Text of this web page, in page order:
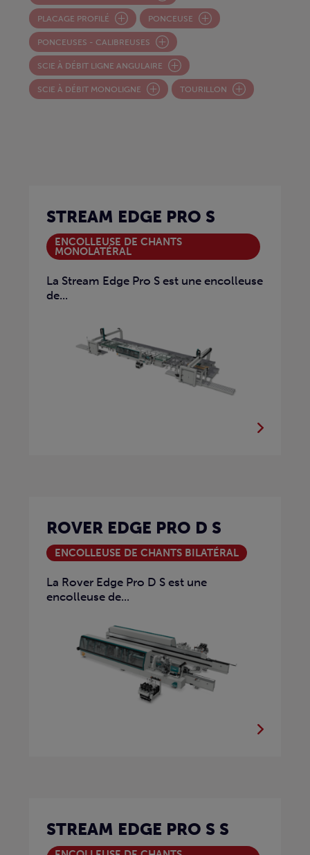
PLACAGE PROFILÉ PONCEUSE
PONCEUSES - CALIBREUSES
SCIE À DÉBIT LIGNE ANGULAIRE
SCIE À DÉBIT MONOLIGNE TOURILLON
STREAM EDGE PRO S
ENCOLLEUSE DE CHANTS
MONOLATÉRAL
La Stream Edge Pro S est une encolleuse
de...
ROVER EDGE PRO D S
ENCOLLEUSE DE CHANTS BILATÉRAL
La Rover Edge Pro D S est une
encolleuse de...
STREAM EDGE PRO S S